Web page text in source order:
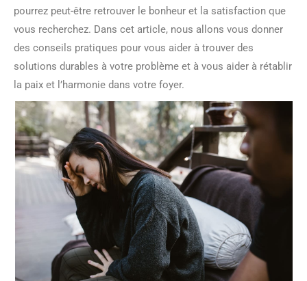
pourrez peut-être retrouver le bonheur et la satisfaction que
vous recherchez. Dans cet article, nous allons vous donner
des conseils pratiques pour vous aider à trouver des
solutions durables à votre problème et à vous aider à rétablir
la paix et l’harmonie dans votre foyer.